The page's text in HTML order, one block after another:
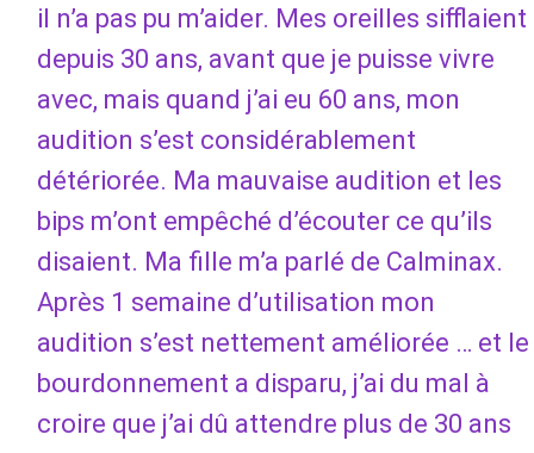
il n’a pas pu m’aider. Mes oreilles sifflaient
depuis 30 ans, avant que je puisse vivre
avec, mais quand j’ai eu 60 ans, mon
audition s’est considérablement
détériorée. Ma mauvaise audition et les
bips m’ont empêché d’écouter ce qu’ils
disaient. Ma fille m’a parlé de Calminax.
Après 1 semaine d’utilisation mon
audition s’est nettement améliorée … et le
bourdonnement a disparu, j’ai du mal à
croire que j’ai dû attendre plus de 30 ans